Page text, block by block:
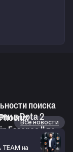
поиска
в Dota 2
Essence II по
Все новости
на